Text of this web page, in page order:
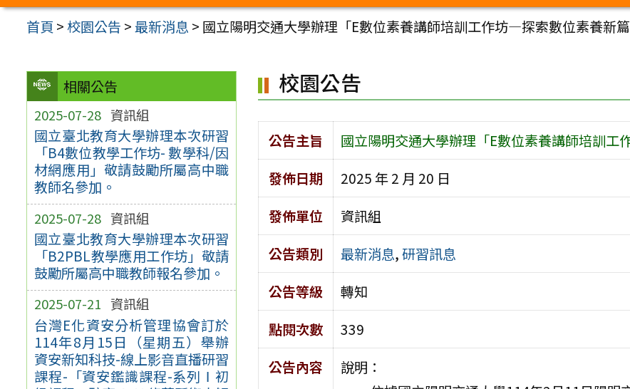
首頁 >校園公告 >最新消息 > 國立陽明交通大學辦理「E數位素養講師培訓工作坊—探索數位素養新
相關公告
2025-07-28 資訊組
國立臺北教育大學辦理本次研習
「B4數位教學工作坊- 數學科/因
材網應用」敬請鼓勵所屬高中職
教師名參加。
2025-07-28 資訊組
國立臺北教育大學辦理本次研習
「B2PBL教學應用工作坊」敬請
鼓勵所屬高中職教師報名參加。
2025-07-21 資訊組
台灣E化資安分析管理協會訂於
114年8月15日（星期五）舉辦
資安新知科技-線上影音直播研習
課程-「資安鑑識課程-系列Ⅰ初
校園公告
公告主旨
國立陽明交通大學辦理「E數位素養講師培訓
發佈日期
2025 年 2 月 20 日
發佈單位
資訊組
公告類別
最新消息,研習訊息
公告等級
轉知
點閱次數
339
公告內容
說明：